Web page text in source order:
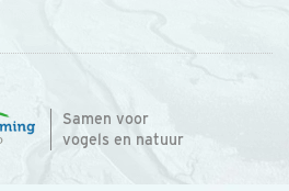
Samen voor
vogels en natuur